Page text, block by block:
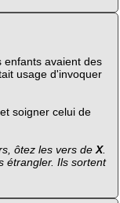
enfants avaient des
usage d'invoquer
soigner celui de
ôtez les vers de X.
étrangler. Ils sortent